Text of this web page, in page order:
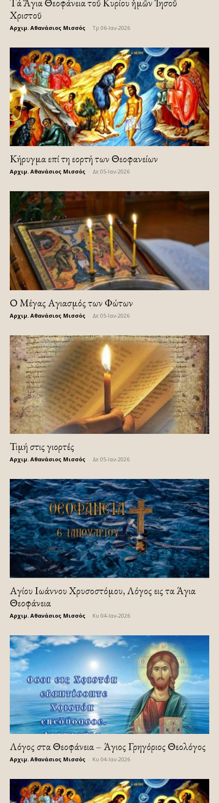
Χριστοῦ
Αρχιμ. Αθανάσιος Μισσός Τρ 06-Ιαν-2026
Κήρυγμα επί τη εορτή των Θεοφανείων
Αρχιμ. Αθανάσιος Μισσός Δε 05-Ιαν-2026
Ο Μέγας Αγιασμός των Φώτων
Αρχιμ. Αθανάσιος Μισσός Δε 05-Ιαν-2026
Τιμή στις γιορτές
Αρχιμ. Αθανάσιος Μισσός Δε 05-Ιαν-2026
Αγίου Ιωάννου Χρυσοστόμου, Λόγος εις τα Άγια
Θεοφάνεια
Αρχιμ. Αθανάσιος Μισσός Κυ 04-Ιαν-2026
Λόγος στα Θεοφάνεια – Άγιος Γρηγόριος Θεολόγος
Αρχιμ. Αθανάσιος Μισσός Κυ 04-Ιαν-2026